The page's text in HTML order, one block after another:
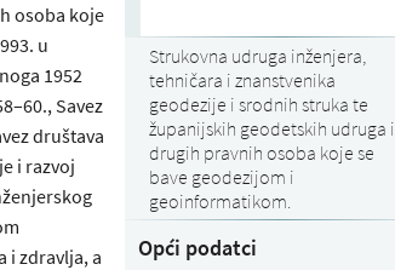
osoba koje
u
1952
Savez
društava
i razvoj
i zdravlja, a
Strukovna udruga inženjera,
tehničara i znanstvenika
geodezije i srodnih struka te
županijskih geodetskih udruga i
drugih pravnih osoba koje se
bave geodezijom i
geoinformatikom.
Opći podatci